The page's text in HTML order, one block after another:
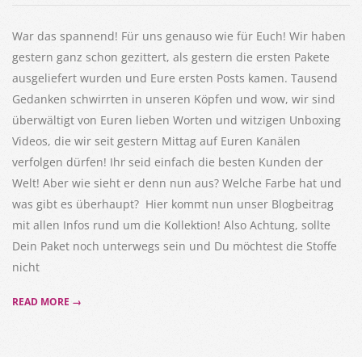
War das spannend! Für uns genauso wie für Euch! Wir haben
gestern ganz schon gezittert, als gestern die ersten Pakete
ausgeliefert wurden und Eure ersten Posts kamen. Tausend
Gedanken schwirrten in unseren Köpfen und wow, wir sind
überwältigt von Euren lieben Worten und witzigen Unboxing
Videos, die wir seit gestern Mittag auf Euren Kanälen
verfolgen dürfen! Ihr seid einfach die besten Kunden der
Welt! Aber wie sieht er denn nun aus? Welche Farbe hat und
was gibt es überhaupt? Hier kommt nun unser Blogbeitrag
mit allen Infos rund um die Kollektion! Also Achtung, sollte
Dein Paket noch unterwegs sein und Du möchtest die Stoffe
nicht
READ MORE →